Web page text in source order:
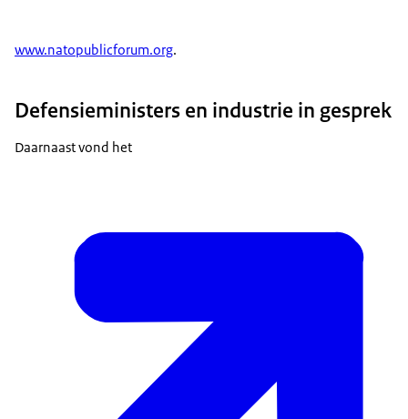
www.natopublicforum.org.
Defensieministers en industrie in gesprek
Daarnaast vond het